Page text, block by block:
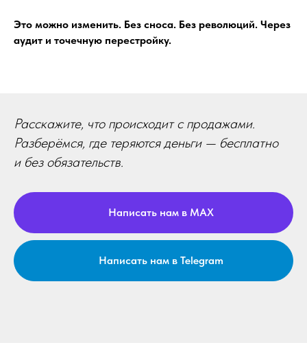
Это можно изменить. Без сноса. Без революций. Через
аудит и точечную перестройку.
Расскажите, что происходит с продажами.
Разберёмся, где теряются деньги — бесплатно
и без обязательств.
Написать нам в MAX
Написать нам в Telegram